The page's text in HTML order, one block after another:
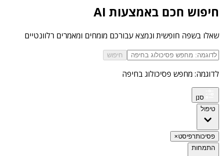
חיפוש חכם באמצעות AI
שאלו בשפה חופשית ונמצא עבורכם מומחים ומאמרים רלוונטיים
חיפוש
לדוגמה: מחפש פסיכולוג בחיפה
סנן
טיפול
פסיכותרפיסט×
התמחות